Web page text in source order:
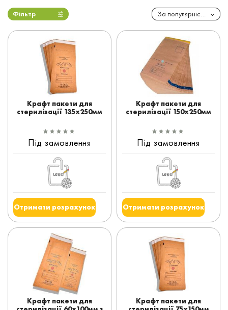
Фільтр За популярністю
Крафт пакети для
стерилізації 135x250мм
Під замовлення
Отримати розрахунок
Крафт пакети для
стерилізації 150x250мм
Під замовлення
Отримати розрахунок
Крафт пакети для
Крафт пакети для